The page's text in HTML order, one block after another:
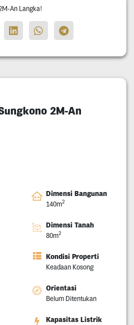
An Langka!
2M-An
Dimensi Bangunan
140m2
Dimensi Tanah
80m2
Kondisi Properti
Keadaan Kosong
Orientasi
Belum Ditentukan
Kapasitas Listrik